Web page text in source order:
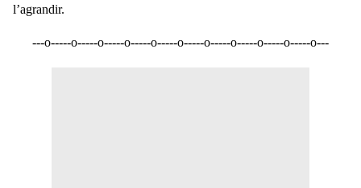
l’agrandir.
---o-----o-----o-----o-----o-----o-----o-----o-----o-----o-----o---